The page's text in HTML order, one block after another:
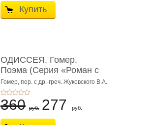
Купить
ОДИССЕЯ. Гомер.
Поэма (Серия «Роман с
книгой»)
Гомер, пер. с др.-греч. Жуковского В.А.
360 руб. 277 руб.